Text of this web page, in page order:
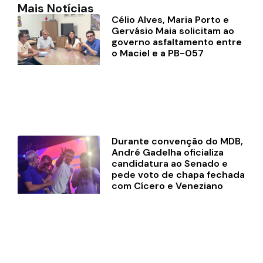
Mais Notícias
Célio Alves, Maria Porto e
Gervásio Maia solicitam ao
governo asfaltamento entre
o Maciel e a PB-057
Durante convenção do MDB,
André Gadelha oficializa
candidatura ao Senado e
pede voto de chapa fechada
com Cícero e Veneziano